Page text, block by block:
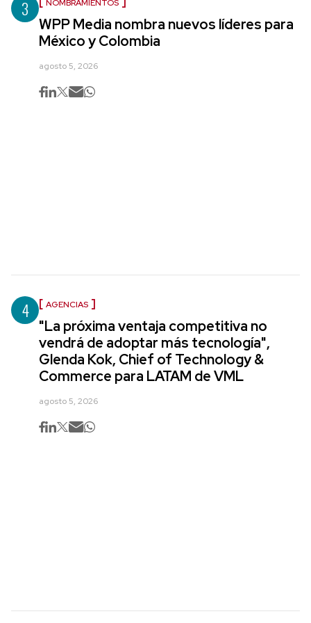
3 NOMBRAMIENTOS
WPP Media nombra nuevos líderes para
México y Colombia
agosto 5, 2026
4 AGENCIAS
"La próxima ventaja competitiva no
vendrá de adoptar más tecnología",
Glenda Kok, Chief of Technology &
Commerce para LATAM de VML
agosto 5, 2026